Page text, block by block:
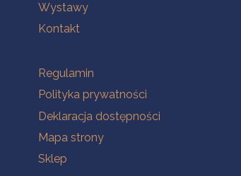
Wystawy
Kontakt
Na skróty
Regulamin
Polityka prywatności
Deklaracja dostępności
Mapa strony
Sklep